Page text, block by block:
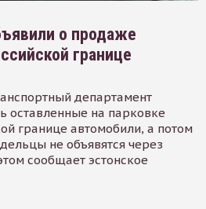
о продаже
границе
департамент
оставленные на парковке
границе автомобили, а потом
не объявятся через
сообщает эстонское